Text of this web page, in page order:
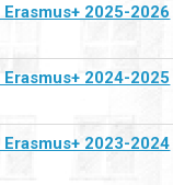
2025-2026
2024-2025
2023-2024